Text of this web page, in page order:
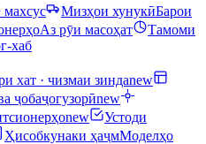
махсус Мизҳои хунукӣБарои
Аз рӯи масоҳат
Тамоми
хаб
хат · чизмаи зиндаnew
ҷобаҷогузорӣnew
new
Устоди
Ҳисобкунаки ҳаҷмМоделҳо